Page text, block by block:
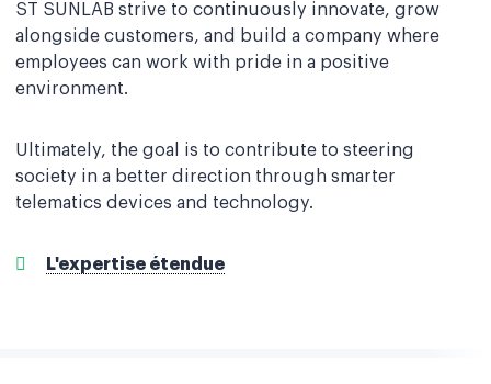
ST SUNLAB strive to continuously innovate, grow
alongside customers, and build a company where
employees can work with pride in a positive
environment.
Ultimately, the goal is to contribute to steering
society in a better direction through smarter
telematics devices and technology.
L'expertise étendue